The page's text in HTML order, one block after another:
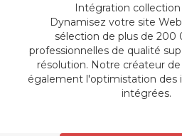
Intégration
Dynamisez votre site
sélection de plus de 200
professionnelles de qualité
résolution. Notre créateur
également l'optimistation des
intégrées.